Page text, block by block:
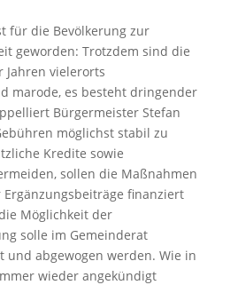
für die Bevölkerung zur
geworden: Trotzdem sind die
Jahren vielerorts
marode, es besteht dringender
Bürgermeister Stefan
möglichst stabil zu
Kredite sowie
sollen die Maßnahmen
finanziert
Möglichkeit der
solle im Gemeinderat
und abgewogen werden. Wie in
wieder angekündigt